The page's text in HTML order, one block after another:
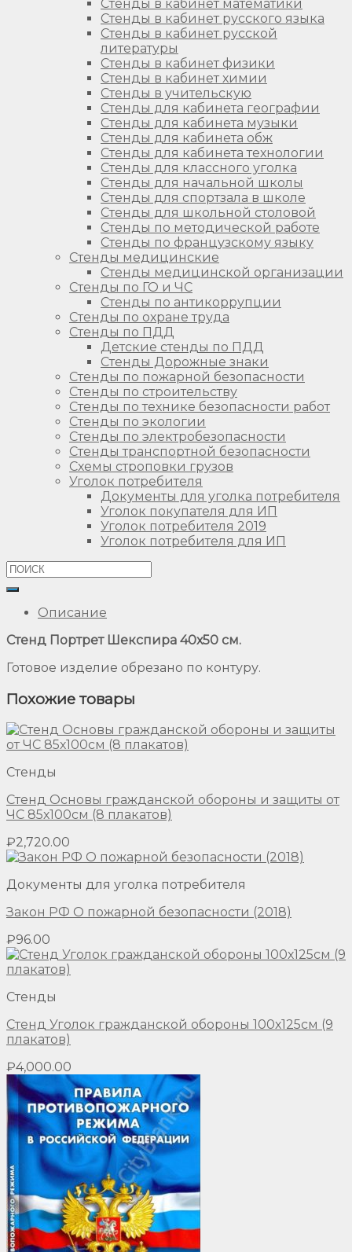
Стенды в кабинет математики
Стенды в кабинет русского языка
Стенды в кабинет русской
литературы
Стенды в кабинет физики
Стенды в кабинет химии
Стенды в учительскую
Стенды для кабинета географии
Стенды для кабинета музыки
Стенды для кабинета обж
Стенды для кабинета технологии
Стенды для классного уголка
Стенды для начальной школы
Стенды для спортзала в школе
Стенды для школьной столовой
Стенды по методической работе
Стенды по французскому языку
Стенды медицинские
Стенды медицинской организации
Стенды по ГО и ЧС
Стенды по антикоррупции
Стенды по охране труда
Стенды по ПДД
Детские стенды по ПДД
Стенды Дорожные знаки
Стенды по пожарной безопасности
Стенды по строительству
Стенды по технике безопасности работ
Стенды по экологии
Стенды по электробезопасности
Стенды транспортной безопасности
Схемы строповки грузов
Уголок потребителя
Документы для уголка потребителя
Уголок покупателя для ИП
Уголок потребителя 2019
Уголок потребителя для ИП
Описание
Стенд Портрет Шекспира 40х50 см.
Готовое изделие обрезано по контуру.
Похожие товары
Стенды
Стенд Основы гражданской обороны и защиты от
ЧС 85х100см (8 плакатов)
₽2,720.00
Документы для уголка потребителя
Закон РФ О пожарной безопасности (2018)
₽96.00
Стенды
Стенд Уголок гражданской обороны 100х125см (9
плакатов)
₽4,000.00